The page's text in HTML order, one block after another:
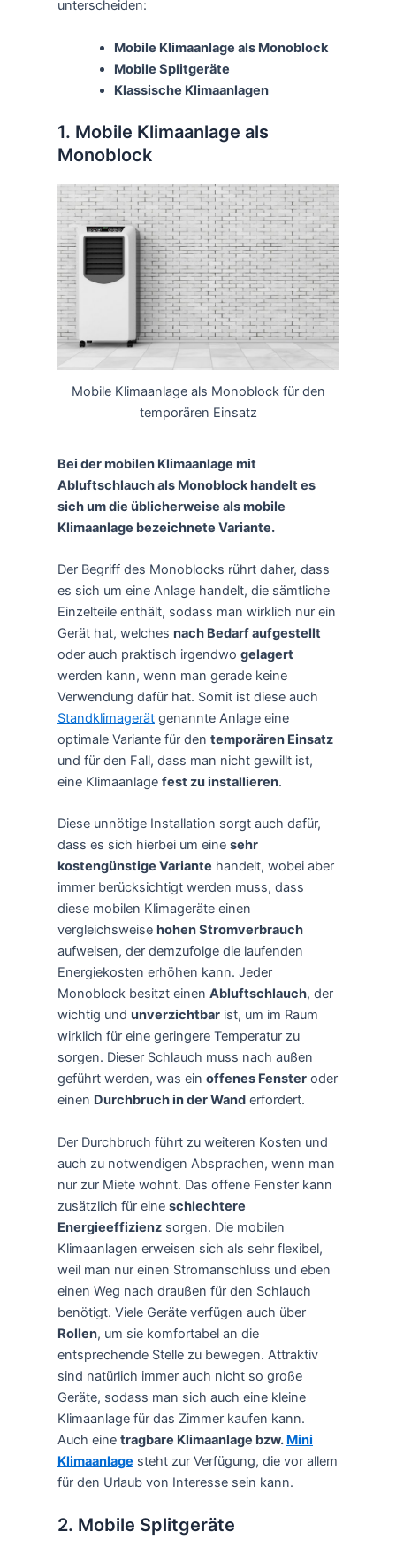
unterscheiden:
Mobile Klimaanlage als Monoblock
Mobile Splitgeräte
Klassische Klimaanlagen
1. Mobile Klimaanlage als
Monoblock
Mobile Klimaanlage als Monoblock für den
temporären Einsatz
Bei der mobilen Klimaanlage mit
Abluftschlauch als Monoblock handelt es
sich um die üblicherweise als mobile
Klimaanlage bezeichnete Variante.
Der Begriff des Monoblocks rührt daher, dass
es sich um eine Anlage handelt, die sämtliche
Einzelteile enthält, sodass man wirklich nur ein
Gerät hat, welches nach Bedarf aufgestellt
oder auch praktisch irgendwo gelagert
werden kann, wenn man gerade keine
Verwendung dafür hat. Somit ist diese auch
Standklimagerät genannte Anlage eine
optimale Variante für den temporären Einsatz
und für den Fall, dass man nicht gewillt ist,
eine Klimaanlage fest zu installieren.
Diese unnötige Installation sorgt auch dafür,
dass es sich hierbei um eine sehr
kostengünstige Variante handelt, wobei aber
immer berücksichtigt werden muss, dass
diese mobilen Klimageräte einen
vergleichsweise hohen Stromverbrauch
aufweisen, der demzufolge die laufenden
Energiekosten erhöhen kann. Jeder
Monoblock besitzt einen Abluftschlauch, der
wichtig und unverzichtbar ist, um im Raum
wirklich für eine geringere Temperatur zu
sorgen. Dieser Schlauch muss nach außen
geführt werden, was ein offenes Fenster oder
einen Durchbruch in der Wand erfordert.
Der Durchbruch führt zu weiteren Kosten und
auch zu notwendigen Absprachen, wenn man
nur zur Miete wohnt. Das offene Fenster kann
zusätzlich für eine schlechtere
Energieeffizienz sorgen. Die mobilen
Klimaanlagen erweisen sich als sehr flexibel,
weil man nur einen Stromanschluss und eben
einen Weg nach draußen für den Schlauch
benötigt. Viele Geräte verfügen auch über
Rollen, um sie komfortabel an die
entsprechende Stelle zu bewegen. Attraktiv
sind natürlich immer auch nicht so große
Geräte, sodass man sich auch eine kleine
Klimaanlage für das Zimmer kaufen kann.
Auch eine tragbare Klimaanlage bzw. Mini
Klimaanlage steht zur Verfügung, die vor allem
für den Urlaub von Interesse sein kann.
2. Mobile Splitgeräte